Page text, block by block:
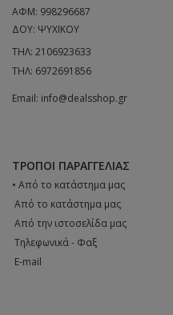
ΑΦΜ: 998296687
ΔΟΥ: ΨΥΧΙΚΟΥ
ΤΗΛ: 2106923633
ΤΗΛ: 6972691856
Email: info@dealsshop.gr
ΤΡΌΠΟΙ ΠΑΡΑΓΓΕΛΊΑΣ
• Από το κατάστημα μας
 Από το κατάστημα μας
 Από την ιστοσελίδα μας
 Tηλεφωνικά - Φαξ
 E-mail